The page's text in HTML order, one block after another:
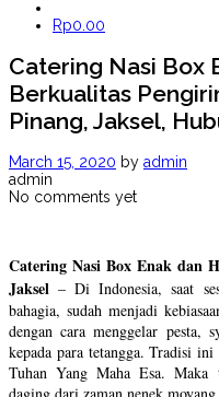
Rp0.00
Catering Nasi Box
Berkualitas
Pinang, Jaksel,
March 15, 2020 by admin
admin
No comments yet
Catering Nasi Box Enak dan
Jaksel – Di Indonesia, saat
bahagia, sudah menjadi
dengan cara menggelar pesta,
kepada para tetangga. Tradisi
Tuhan Yang Maha Esa.